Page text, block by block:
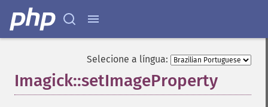
Selecione a língua:
Imagick::setImageProperty
equalizeImage
evaluateImage
exportImagePixels
floodFillPaintImage
flopImage